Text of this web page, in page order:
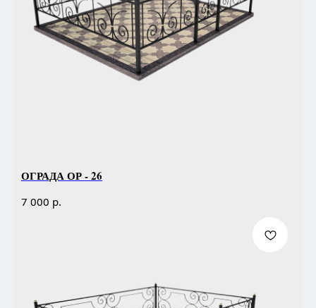
ОГРАДА ОР - 26
7 000 р.